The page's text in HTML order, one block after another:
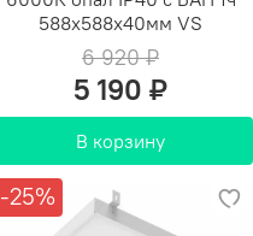
588х588х40мм VS
6 920 ₽
5 190 ₽
В корзину
-25%